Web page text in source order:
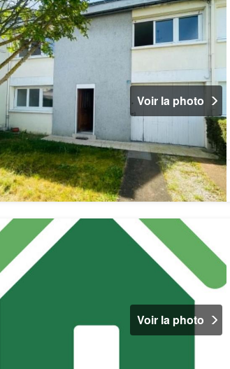
Voir la photo
Voir la photo